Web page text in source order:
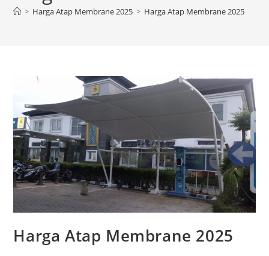
> Harga Atap Membrane 2025 > Harga Atap Membrane 2025
Harga Atap Membrane 2025